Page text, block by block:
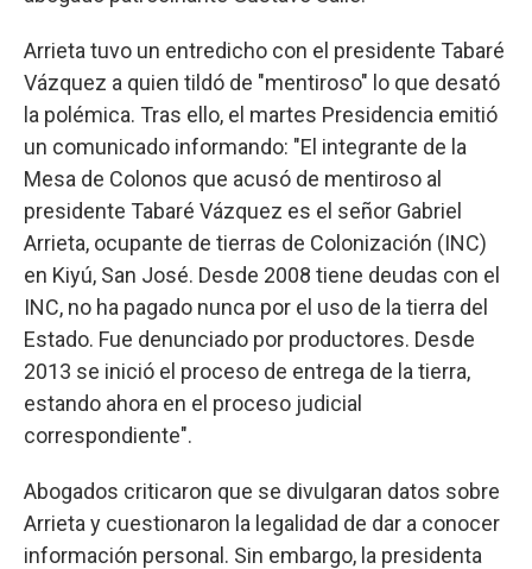
Arrieta tuvo un entredicho con el presidente Tabaré
Vázquez a quien tildó de "mentiroso" lo que desató
la polémica. Tras ello, el martes Presidencia emitió
un comunicado informando: "El integrante de la
Mesa de Colonos que acusó de mentiroso al
presidente Tabaré Vázquez es el señor Gabriel
Arrieta, ocupante de tierras de Colonización (INC)
en Kiyú, San José. Desde 2008 tiene deudas con el
INC, no ha pagado nunca por el uso de la tierra del
Estado. Fue denunciado por productores. Desde
2013 se inició el proceso de entrega de la tierra,
estando ahora en el proceso judicial
correspondiente".
Abogados criticaron que se divulgaran datos sobre
Arrieta y cuestionaron la legalidad de dar a conocer
información personal. Sin embargo, la presidenta